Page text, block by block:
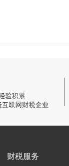
财税服务